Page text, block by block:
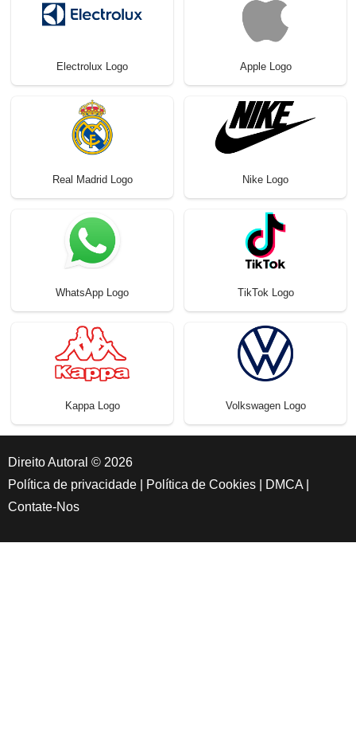
Electrolux Logo Apple Logo
Real Madrid Logo Nike Logo
WhatsApp Logo TikTok Logo
Kappa Logo Volkswagen Logo
Direito Autoral © 2026
Política de privacidade
Política de Cookies DMCA
Contate-Nos